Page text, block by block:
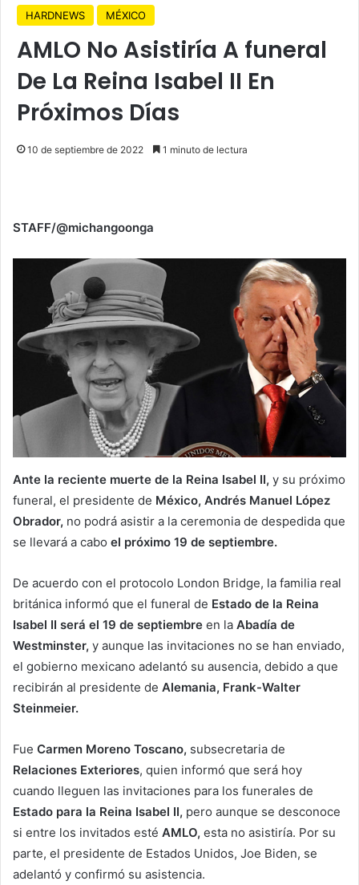
HARDNEWS MÉXICO
AMLO No Asistiría A funeral
De La Reina Isabel II En
Próximos Días
10 de septiembre de 2022 1 minuto de lectura
STAFF/@michangoonga
Ante la reciente muerte de la Reina Isabel II, y su próximo
funeral, el presidente de México, Andrés Manuel López
Obrador, no podrá asistir a la ceremonia de despedida que
se llevará a cabo el próximo 19 de septiembre.
De acuerdo con el protocolo London Bridge, la familia real
británica informó que el funeral de Estado de la Reina
Isabel II será el 19 de septiembre en la Abadía de
Westminster, y aunque las invitaciones no se han enviado,
el gobierno mexicano adelantó su ausencia, debido a que
recibirán al presidente de Alemania, Frank-Walter
Steinmeier.
Fue Carmen Moreno Toscano, subsecretaria de
Relaciones Exteriores, quien informó que será hoy
cuando lleguen las invitaciones para los funerales de
Estado para la Reina Isabel II, pero aunque se desconoce
si entre los invitados esté AMLO, esta no asistiría. Por su
parte, el presidente de Estados Unidos, Joe Biden, se
adelantó y confirmó su asistencia.